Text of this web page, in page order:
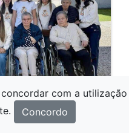
com a utilização
Concordo